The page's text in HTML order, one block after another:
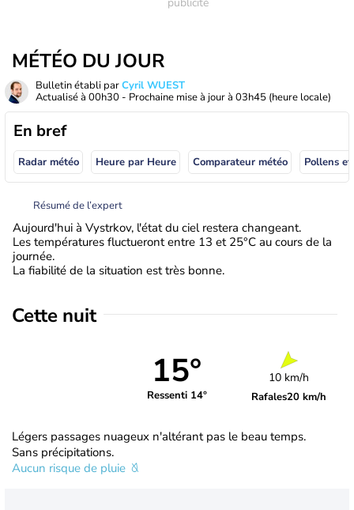
MÉTÉO DU JOUR
Bulletin établi parCyril WUEST
Actualisé à 00h30 - Prochaine mise à jour à 03h45 (heure locale)
En bref
Radar météo Heure par Heure Comparateur météo Pollens
Résumé de l’expert
Aujourd'hui à Vystrkov, l'état du ciel restera changeant.
Les températures fluctueront entre 13 et 25°C au cours de la
journée.
La fiabilité de la situation est très bonne.
Cette nuit
15°
Ressenti 14°
10 km/h
Rafales20 km/h
Légers passages nuageux n'altérant pas le beau temps.
Sans précipitations.
Aucun risque de pluie